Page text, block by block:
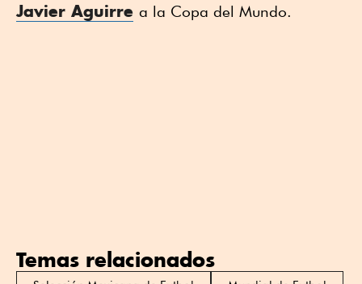
Javier Aguirre a la Copa del Mundo.
Temas relacionados